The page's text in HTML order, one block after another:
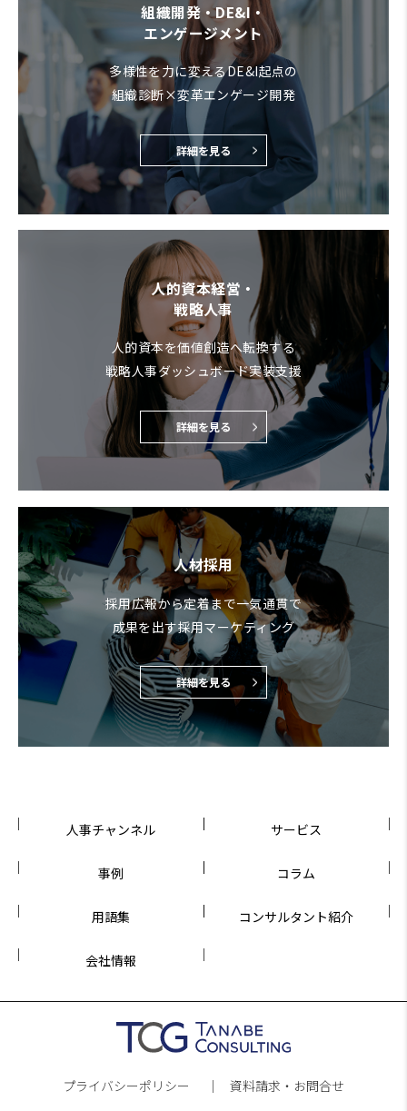
組織開発・DE&I・
エンゲージメント
多様性を力に変えるDE&I起点の
組織診断×変革エンゲージ開発
詳細を見る
人的資本経営・
戦略人事
人的資本を価値創造へ転換する
戦略人事ダッシュボード実装支援
詳細を見る
人材採用
採用広報から定着まで一気通貫で
成果を出す採用マーケティング
詳細を見る
人事チャンネル サービス
事例 コラム
用語集 コンサルタント紹介
会社情報
プライバシーポリシー 資料請求・お問合せ